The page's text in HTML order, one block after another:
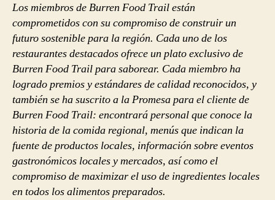
Los miembros de Burren Food Trail están
comprometidos con su compromiso de construir un
futuro sostenible para la región. Cada uno de los
restaurantes destacados ofrece un plato exclusivo de
Burren Food Trail para saborear. Cada miembro ha
logrado premios y estándares de calidad reconocidos, y
también se ha suscrito a la Promesa para el cliente de
Burren Food Trail: encontrará personal que conoce la
historia de la comida regional, menús que indican la
fuente de productos locales, información sobre eventos
gastronómicos locales y mercados, así como el
compromiso de maximizar el uso de ingredientes locales
en todos los alimentos preparados.